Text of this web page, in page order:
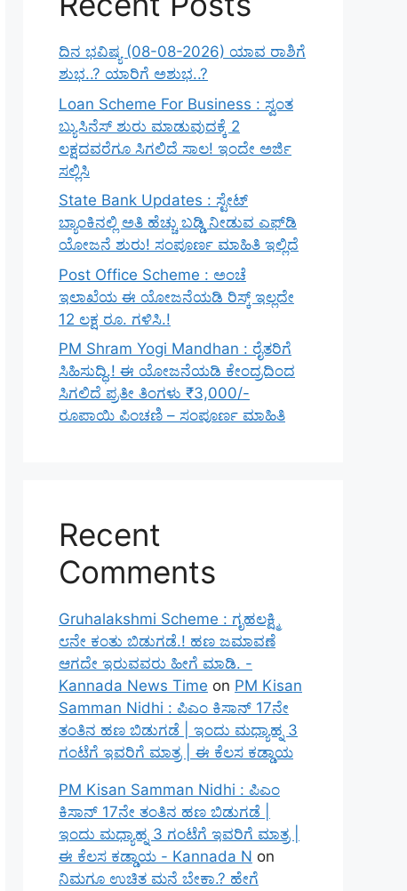
ದಿನ ಭವಿಷ್ಯ (08-08-2026) ಯಾವ ರಾಶಿಗೆ
ಶುಭ..? ಯಾರಿಗೆ ಅಶುಭ..?
Loan Scheme For Business : ಸ್ವಂತ
ಬ್ಯುಸಿನೆಸ್ ಶುರು ಮಾಡುವುದಕ್ಕೆ 2
ಲಕ್ಷದವರೆಗೂ ಸಿಗಲಿದೆ ಸಾಲ! ಇಂದೇ ಅರ್ಜಿ
ಸಲ್ಲಿಸಿ
State Bank Updates : ಸ್ಟೇಟ್
ಬ್ಯಾಂಕಿನಲ್ಲಿ ಅತಿ ಹೆಚ್ಚು ಬಡ್ಡಿ ನೀಡುವ ಎಫ್‌ಡಿ
ಯೋಜನೆ ಶುರು! ಸಂಪೂರ್ಣ ಮಾಹಿತಿ ಇಲ್ಲಿದೆ
Post Office Scheme : ಅಂಚೆ
ಇಲಾಖೆಯ ಈ ಯೋಜನೆಯಡಿ ರಿಸ್ಕ್‌ ಇಲ್ಲದೇ
12 ಲಕ್ಷ ರೂ. ಗಳಿಸಿ.!
PM Shram Yogi Mandhan : ರೈತರಿಗೆ
ಸಿಹಿಸುದ್ಧಿ.! ಈ ಯೋಜನೆಯಡಿ ಕೇಂದ್ರದಿಂದ
ಸಿಗಲಿದೆ ಪ್ರತೀ ತಿಂಗಳು ₹3,000/-
ರೂಪಾಯಿ ಪಿಂಚಣಿ – ಸಂಪೂರ್ಣ ಮಾಹಿತಿ
Recent
Comments
Gruhalakshmi Scheme : ಗೃಹಲಕ್ಷ್ಮಿ
೮ನೇ ಕಂತು ಬಿಡುಗಡೆ.! ಹಣ ಜಮಾವಣೆ
ಆಗದೇ ಇರುವವರು ಹೀಗೆ ಮಾಡಿ. -
Kannada News Time on PM Kisan
Samman Nidhi : ಪಿಎಂ ಕಿಸಾನ್ 17ನೇ
ತಂತಿನ ಹಣ ಬಿಡುಗಡೆ | ಇಂದು ಮಧ್ಯಾಹ್ನ 3
ಗಂಟೆಗೆ ಇವರಿಗೆ ಮಾತ್ರ | ಈ ಕೆಲಸ ಕಡ್ಡಾಯ
PM Kisan Samman Nidhi : ಪಿಎಂ
ಕಿಸಾನ್ 17ನೇ ತಂತಿನ ಹಣ ಬಿಡುಗಡೆ |
ಇಂದು ಮಧ್ಯಾಹ್ನ 3 ಗಂಟೆಗೆ ಇವರಿಗೆ ಮಾತ್ರ |
ಈ ಕೆಲಸ ಕಡ್ಡಾಯ - Kannada N on
ನಿಮಗೂ ಉಚಿತ ಮನೆ ಬೇಕಾ.? ಹೇಗೆ